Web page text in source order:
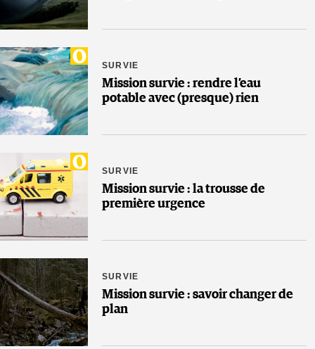
SURVIE
Mission survie : rendre l’eau
potable avec (presque) rien
SURVIE
Mission survie : la trousse de
première urgence
SURVIE
Mission survie : savoir changer de
plan